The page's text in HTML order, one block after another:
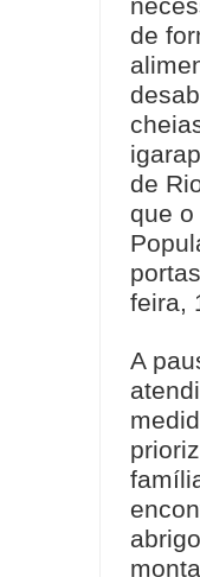
de
de
que o
feira,
A